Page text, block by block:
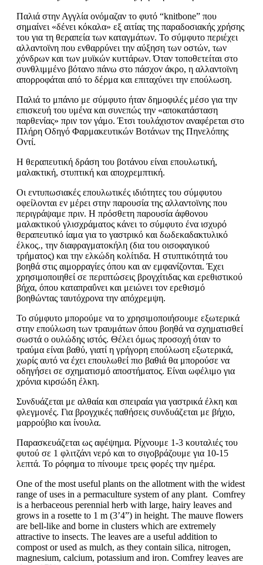
Παλιά στην Αγγλία ονόμαζαν το φυτό “knitbone” που
σημαίνει «δένει κόκαλα» εξ αιτίας της παραδοσιακής χρήσης
του για τη θεραπεία των καταγμάτων. Το σύμφυτο περιέχει
αλλαντοϊνη που ενθαρρύνει την αύξηση των οστών, των
χόνδρων και των μυϊκών κυττάρων. Όταν τοποθετείται στο
συνθλιμμένο βότανο πάνω στο πάσχον άκρο, η αλλαντοϊνη
απορροφάται από το δέρμα και επιταχύνει την επούλωση.
Παλιά το μπάνιο με σύμφυτο ήταν δημοφιλές μέσο για την
επισκευή του υμένα και συνεπώς την «αποκατάσταση
παρθενίας» πριν τον γάμο. Έτσι τουλάχιστον αναφέρεται στο
Πλήρη Οδηγό Φαρμακευτικών Βοτάνων της Πηνελόπης
Οντί.
Η θεραπευτική δράση του βοτάνου είναι επουλωτική,
μαλακτική, στυπτική και αποχρεμπτική.
Οι εντυπωσιακές επουλωτικές ιδιότητες του σύμφυτου
οφείλονται εν μέρει στην παρουσία της αλλαντοϊνης που
περιγράψαμε πριν. Η πρόσθετη παρουσία άφθονου
μαλακτικού γλισχράματος κάνει το σύμφυτο ένα ισχυρό
θεραπευτικό ίαμα για το γαστρικό και δωδεκαδακτυλικό
έλκος., την διαφραγματοκήλη (δια του οισοφαγικού
τρήματος) και την ελκώδη κολίτιδα. Η στυπτικότητά του
βοηθά στις αιμορραγίες όπου και αν εμφανίζονται. Έχει
χρησιμοποιηθεί σε περιπτώσεις βρογχίτιδας και ερεθιστικού
βήχα, όπου καταπραΰνει και μειώνει τον ερεθισμό
βοηθώντας ταυτόχρονα την απόχρεμψη.
Το σύμφυτο μπορούμε να το χρησιμοποιήσουμε εξωτερικά
στην επούλωση των τραυμάτων όπου βοηθά να σχηματισθεί
σωστά ο ουλώδης ιστός. Θέλει όμως προσοχή όταν το
τραύμα είναι βαθύ, γιατί η γρήγορη επούλωση εξωτερικά,
χωρίς αυτό να έχει επουλωθεί πιο βαθιά θα μπορούσε να
οδηγήσει σε σχηματισμό αποστήματος. Είναι ωφέλιμο για
χρόνια κιρσώδη έλκη.
Συνδυάζεται με αλθαία και σπειραία για γαστρικά έλκη και
φλεγμονές. Για βρογχικές παθήσεις συνδυάζεται με βήχιο,
μαρρούβιο και ίνουλα.
Παρασκευάζεται ως αφέψημα. Ρίχνουμε 1-3 κουταλιές του
φυτού σε 1 φλιτζάνι νερό και το σιγοβράζουμε για 10-15
λεπτά. Το ρόφημα το πίνουμε τρεις φορές την ημέρα.
One of the most useful plants on the allotment with the widest
range of uses in a permaculture system of any plant. Comfrey
is a herbaceous perennial herb with large, hairy leaves and
grows in a rosette to 1 m (3’4”) in height. The mauve flowers
are bell-like and borne in clusters which are extremely
attractive to insects. The leaves are a useful addition to
compost or used as mulch, as they contain silica, nitrogen,
magnesium, calcium, potassium and iron. Comfrey leaves are